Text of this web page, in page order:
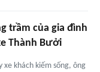
trầm của gia đình
Thành Bưởi
xe khách kiếm sống, ông